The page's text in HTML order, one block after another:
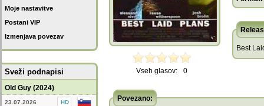
Moje nastavitve
Postani VIP
Izmenjava povezav
Sveži podnapisi
Old Guy (2024)
23.07.2026
Vseh glasov: 0
Best
Povezano: